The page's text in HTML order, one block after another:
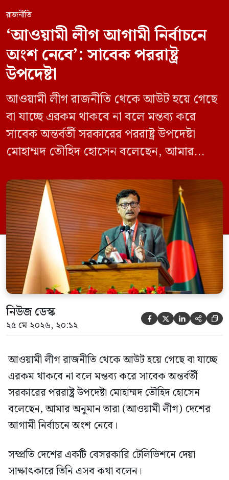
রাজনীতি
‘আওয়ামী লীগ আগামী নির্বাচনে
অংশ নেবে’: সাবেক পররাষ্ট্র
উপদেষ্টা
আওয়ামী লীগ রাজনীতি থেকে আউট হয়ে গেছে
বা যাচ্ছে এরকম থাকবে না বলে মন্তব্য করে
সাবেক অন্তর্বর্তী সরকারের পররাষ্ট্র উপদেষ্টা
মোহাম্মদ তৌহিদ হোসেন বলেছেন, আমার
নির্বাচনে অংশ নেবে। সম্প্রতি দেশের একটি
বেসরকারি টেলিভিশনে দেয়া সাক্ষাৎকারে তিনি
এসব কথা বলেন। আওয়ামী লীগ সরকারের সময়
হওয়া অত্যাচার-নিপীড়ন মানুষ ভুলে যাবে এমন
[…]
নিউজ ডেস্ক
২৫ মে ২০২৬, ২০:১২     
আওয়ামী লীগ রাজনীতি থেকে আউট হয়ে গেছে বা যাচ্ছে
এরকম থাকবে না বলে মন্তব্য করে সাবেক অন্তর্বর্তী
সরকারের পররাষ্ট্র উপদেষ্টা মোহাম্মদ তৌহিদ হোসেন
বলেছেন, আমার অনুমান তারা (আওয়ামী লীগ) দেশের
আগামী নির্বাচনে অংশ নেবে।
সম্প্রতি দেশের একটি বেসরকারি টেলিভিশনে দেয়া
সাক্ষাৎকারে তিনি এসব কথা বলেন।